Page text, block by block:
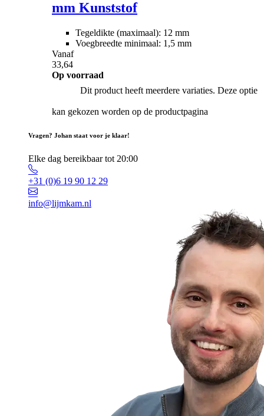
mm Kunststof
Tegeldikte (maximaal): 12 mm
Voegbreedte minimaal: 1,5 mm
Vanaf
33,64
Op voorraad
Dit product heeft meerdere variaties. Deze optie
kan gekozen worden op de productpagina
Vragen? Johan staat voor je klaar!
Elke dag bereikbaar tot 20:00
+31 (0)6 19 90 12 29
info@lijmkam.nl